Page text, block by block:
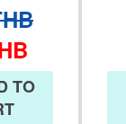
TO